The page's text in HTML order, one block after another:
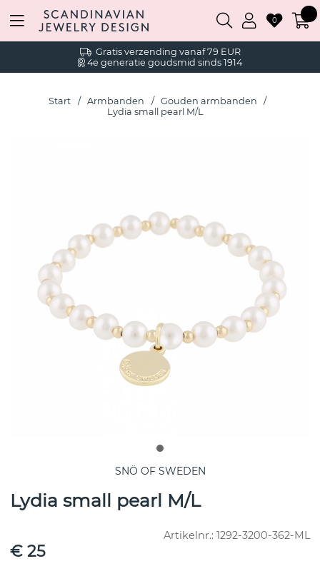
Gratis verzending vanaf 79 EUR
4e generatie goudsmid sinds 1914
0
Start Armbanden
Gouden armbanden
Lydia small pearl M/L
SNÖ OF SWEDEN
Lydia small pearl M/L
Artikelnr.: 1292-3200-362-ML
€ 25